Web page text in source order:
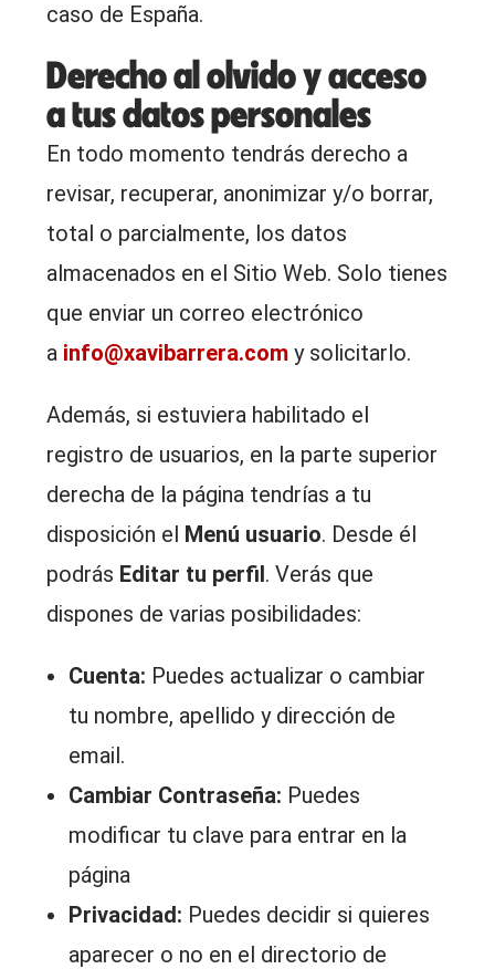
caso de España.
Derecho al olvido y acceso
a tus datos personales
En todo momento tendrás derecho a
revisar, recuperar, anonimizar y/o borrar,
total o parcialmente, los datos
almacenados en el Sitio Web. Solo tienes
que enviar un correo electrónico
a info@xavibarrera.com y solicitarlo.
Además, si estuviera habilitado el
registro de usuarios, en la parte superior
derecha de la página tendrías a tu
disposición el Menú usuario. Desde él
podrás Editar tu perfil. Verás que
dispones de varias posibilidades:
Cuenta: Puedes actualizar o cambiar
tu nombre, apellido y dirección de
email.
Cambiar Contraseña: Puedes
modificar tu clave para entrar en la
página
Privacidad: Puedes decidir si quieres
aparecer o no en el directorio de